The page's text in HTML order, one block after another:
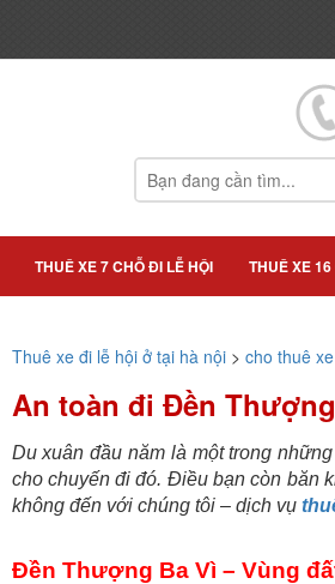
THUÊ XE 7 CHỖ ĐI LỄ HỘI THUÊ XE
Thuê xe đi lễ hội ở tại hà nội> cho thuê
An toàn đi Đền
Du xuân đầu năm là một trong
cho chuyến đi đó. Điều bạn còn băn
không đến với chúng tôi – dịch vụ
Đền Thượng Ba Vì – Vùng